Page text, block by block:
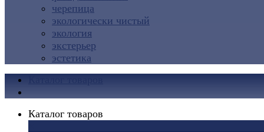
черепица
экологически чистый
экология
экстерьер
эстетика
Каталог товаров